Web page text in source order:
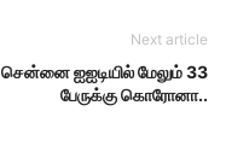
Next article
சென்னை ஐஐடியில் மேலும் 33
பேருக்கு கொரோனா..